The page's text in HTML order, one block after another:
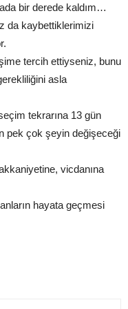
bir derede kaldım…
da kaybettiklerimizi
tercih ettiyseniz, bunu
asla
tekrarına 13 gün
pek çok şeyin değişeceği
vicdanına
hayata geçmesi